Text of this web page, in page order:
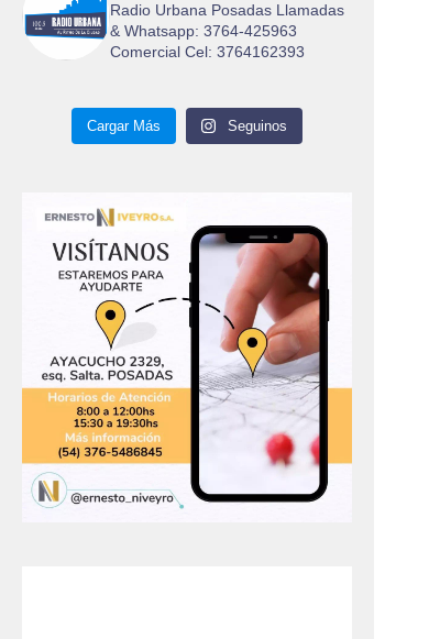
Radio Urbana Posadas Llamadas
& Whatsapp: 3764-425963
Comercial Cel: 3764162393
Cargar Más Seguinos